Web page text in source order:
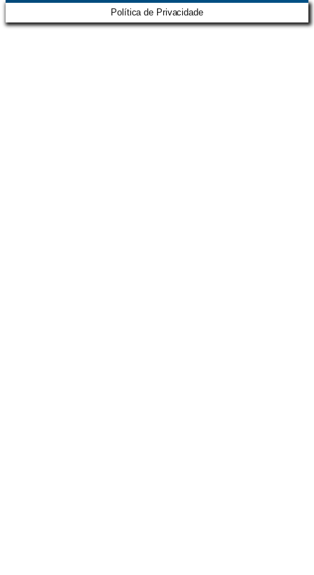
Política de Privacidade